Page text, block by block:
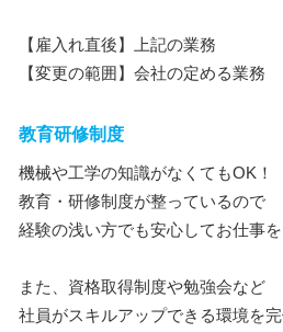
【雇入れ直後】上記の業務
【変更の範囲】会社の定める業務
教育研修制度
機械や工学の知識がなくてもOK！
教育・研修制度が整っているので
経験の浅い方でも安心してお仕事
また、資格取得制度や勉強会など
社員がスキルアップできる環境を完